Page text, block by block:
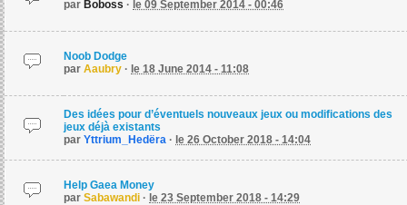
par Boboss · le 09 September 2014 - 00:46
Noob Dodge
par Aaubry · le 18 June 2014 - 11:08
Des idées pour d’éventuels nouveaux jeux ou modifications des
jeux déjà existants
par Yttrium_Hedëra · le 26 October 2018 - 14:04
Help Gaea Money
par Sabawandi · le 23 September 2018 - 14:29